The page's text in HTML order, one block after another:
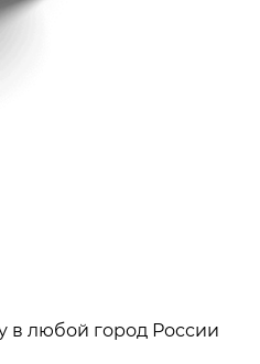
в любой город России